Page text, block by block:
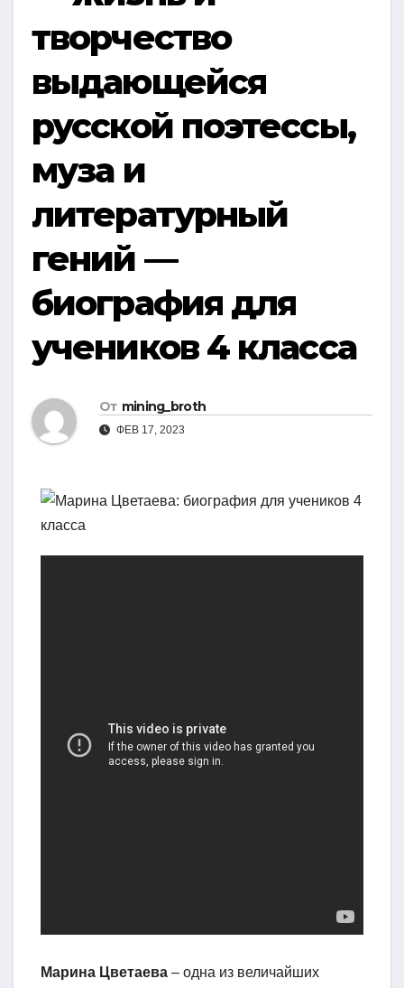
творчество
выдающейся
русской поэтессы,
муза и
литературный
гений —
биография для
учеников 4 класса
От mining_broth
ФЕВ 17, 2023
Марина Цветаева – одна из величайших